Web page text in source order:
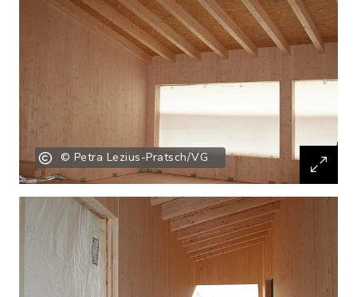
© Petra Lezius-Pratsch/VG